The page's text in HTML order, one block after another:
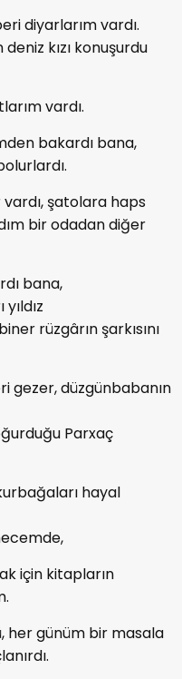
diyarlarım vardı.
deniz kızı konuşurdu
vardı.
bakardı bana,
şatolara haps
bir odadan diğer
bana,
rüzgârın şarkısını
gezer, düzgünbabanın
Parxaç
hayal
için kitapların
her günüm bir masala